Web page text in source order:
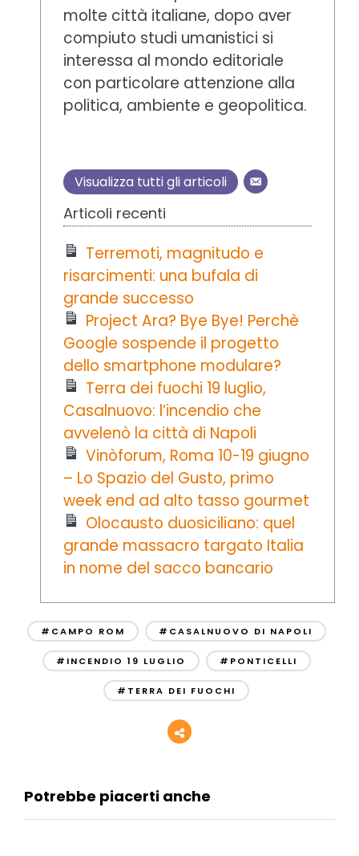
molte città italiane, dopo aver
compiuto studi umanistici si
interessa al mondo editoriale
con particolare attenzione alla
politica, ambiente e geopolitica.
Visualizza tutti gli articoli
Articoli recenti
Terremoti, magnitudo e
risarcimenti: una bufala di
grande successo
Project Ara? Bye Bye! Perchè
Google sospende il progetto
dello smartphone modulare?
Terra dei fuochi 19 luglio,
Casalnuovo: l’incendio che
avvelenò la città di Napoli
Vinòforum, Roma 10-19 giugno
– Lo Spazio del Gusto, primo
week end ad alto tasso gourmet
Olocausto duosiciliano: quel
grande massacro targato Italia
in nome del sacco bancario
#CAMPO ROM #CASALNUOVO DI NAPOLI
#INCENDIO 19 LUGLIO #PONTICELLI
#TERRA DEI FUOCHI
Potrebbe piacerti anche